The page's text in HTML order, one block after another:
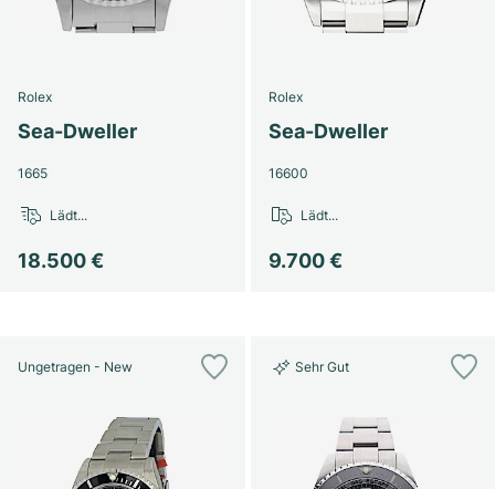
Damenuhren
Damenuhren
Rolex
Sea-Dweller
1665
18.500 €
Lädt...
Rolex
Sea-Dweller
16600
9.700 €
Lädt...
Ungetragen - New Sehr Gut